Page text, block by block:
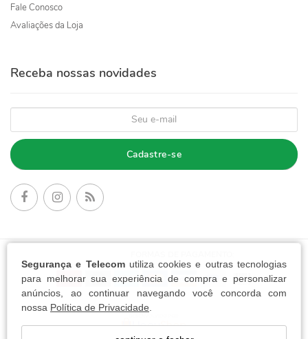
Segurança e Telecomutiliza cookies e outras tecnologias
para melhorar sua experiência de compra e personalizar
anúncios, ao continuar navegando você concorda com
nossa Política de Privacidade
Fale Conosco
Avaliações da Loja
Receba nossas novidades
Cadastre-se